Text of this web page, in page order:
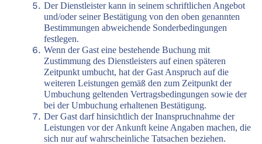
Der Dienstleister kann in seinem schriftlichen Angebot
und/oder seiner Bestätigung von den oben genannten
Bestimmungen abweichende Sonderbedingungen
festlegen.
Wenn der Gast eine bestehende Buchung mit
Zustimmung des Dienstleisters auf einen späteren
Zeitpunkt umbucht, hat der Gast Anspruch auf die
weiteren Leistungen gemäß den zum Zeitpunkt der
Umbuchung geltenden Vertragsbedingungen sowie der
bei der Umbuchung erhaltenen Bestätigung.
Der Gast darf hinsichtlich der Inanspruchnahme der
Leistungen vor der Ankunft keine Angaben machen, die
sich nur auf wahrscheinliche Tatsachen beziehen.